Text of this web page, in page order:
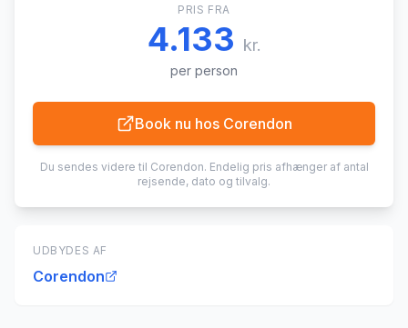
PRIS FRA
4.133 kr.
per person
Book nu hos Corendon
Du sendes videre til Corendon. Endelig pris afhænger af antal
rejsende, dato og tilvalg.
UDBYDES AF
Corendon